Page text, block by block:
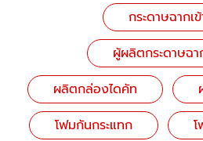
กระดาษฉากเ
ผู้ผลิตกระดาษฉา
ผลิตกล่องไดคัท
โฟมกันกระแทก